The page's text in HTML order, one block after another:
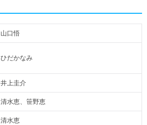
山口悟
ひだかなみ
井上圭介
清水恵、笹野恵
清水恵